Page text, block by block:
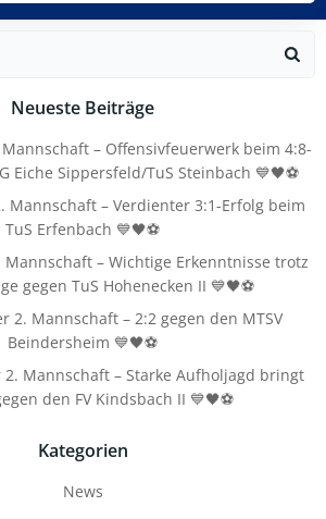
Neueste Beiträge
– Offensivfeuerwerk beim 4:8-
Eiche Sippersfeld/TuS Steinbach 💙🖤⚽
Mannschaft – Verdienter 3:1-Erfolg beim
TuS Erfenbach 💙🖤⚽
– Wichtige Erkenntnisse trotz
gegen TuS Hohenecken II 💙🖤⚽
2. Mannschaft – 2:2 gegen den MTSV
Beindersheim 💙🖤⚽
Mannschaft – Starke Aufholjagd bringt
den FV Kindsbach II 💙🖤⚽
Kategorien
News